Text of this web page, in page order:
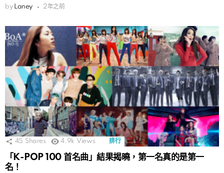
by Laney 2年之前
45 Shares 4.9k Views 排行
「K-POP 100 首名曲」結果揭曉，第一名真的是第一
名！